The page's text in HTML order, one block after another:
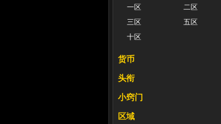
一区
二区
三区
五区
十区
货币
头衔
小窍门
区域